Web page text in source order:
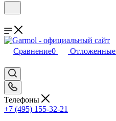
Сравнение0 Отложенные
Телефоны
+7 (495) 155-32-21